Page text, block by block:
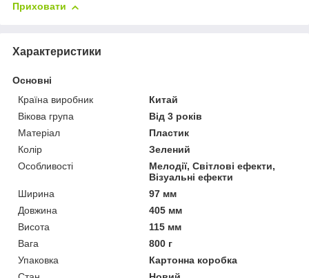
Приховати
Характеристики
Основні
Країна виробник
Китай
Вікова група
Від 3 років
Матеріал
Пластик
Колір
Зелений
Особливості
Мелодії, Світлові ефекти,
Візуальні ефекти
Ширина
97 мм
Довжина
405 мм
Висота
115 мм
Вага
800 г
Упаковка
Картонна коробка